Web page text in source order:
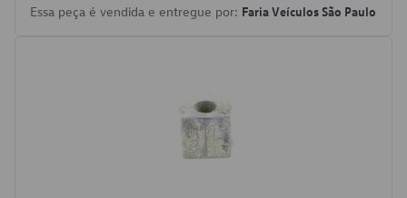
Essa peça é vendida e entregue por: Faria Veículos São Paulo